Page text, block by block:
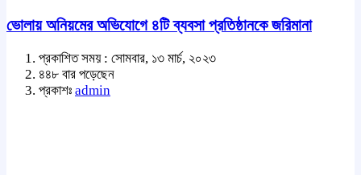
ভোলায় অনিয়মের অভিযোগে ৪টি ব্যবসা প্রতিষ্ঠানকে জরিমানা
প্রকাশিত সময় : সোমবার, ১৩ মার্চ, ২০২৩
৪৪৮ বার পড়েছেন
প্রকাশঃ admin